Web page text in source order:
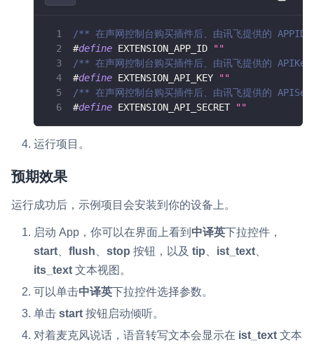
/** 在声网控制台购买插件后、由讯飞提供的
#define EXTENSION_APP_ID
""
/** 在声网控制台购买插件后、由讯飞提供的
#define EXTENSION_API_KEY
""
/** 在声网控制台购买插件后、由讯飞提供的
#define EXTENSION_API_SECRET ""
运行项目。
预期效果
运行成功后，示例项目会安装到你的设备上。
启动 App，你可以在界面上看到 中译英下拉控件，
start
flush stop 按钮，以及 tip ist_text
its_text 文本视图。
可以单击中译英下拉控件选择参数。
单击 start 按钮启动倾听。
对着麦克风说话，语音转写文本会显示在 ist_text 文本